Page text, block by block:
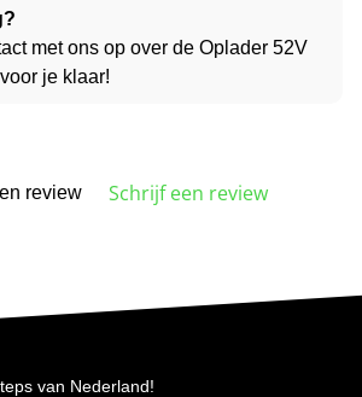
met ons op over de Oplader 52V
je klaar!
review Schrijf een review
van Nederland!